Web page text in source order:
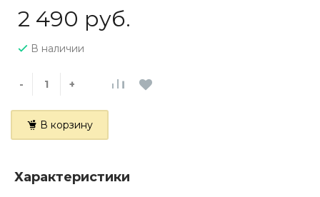
2 490 руб.
В наличии
- +
В корзину
Характеристики